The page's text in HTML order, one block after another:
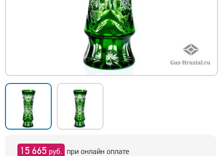
15 665 руб. при онлайн оплате